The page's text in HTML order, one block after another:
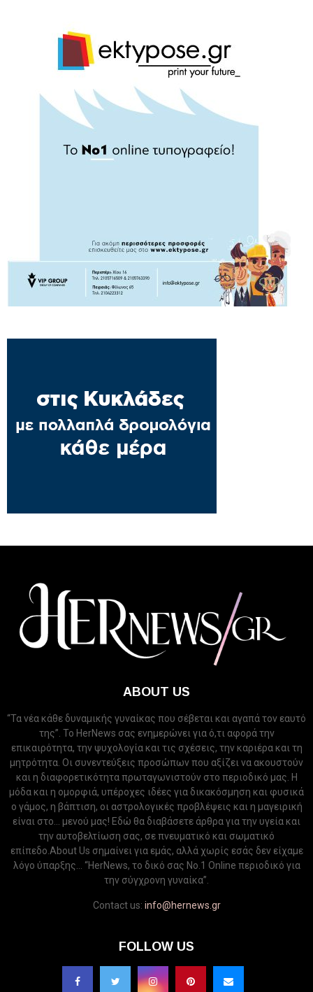
ABOUT US
“Τα νέα κάθε δυναμικής γυναίκας που σέβεται και αγαπά τον εαυτό
της”. Το HerNews σας ενημερώνει για ό,τι αφορά την
επικαιρότητα, την ψυχολογία και τις σχέσεις, την καριέρα και τη
μητρότητα. Οι συνεντεύξεις προσώπων που αξίζει να ακουστούν
και η διαφορετικότητα πρωταγωνιστούν στο περιοδικό μας. Η
μόδα και η ομορφιά, υπέροχες ιδέες για δικακόσμηση και φυσικά
ο γάμος, η βάπτιση, οι αστρολογικές προβλέψεις και η μαγειρική
είναι στο... μενού μας! Εδώ θα διαβάσετε άρθρα για την υγεία και
την αυτοβελτίωση σας, σε πνευματικό και σωματικό
επίπεδο.About Us σημαίνει για εμάς, αλλά χωρίς εσάς δεν είχαμε
λόγο ύπαρξης... “HerNews, το δικό σας Νo.1 Online περιοδικό για
την σύγχρονη γυναίκα”.
Contact us: info@hernews.gr
FOLLOW US